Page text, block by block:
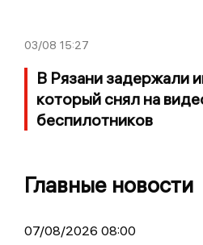
03/08 15:27
В Рязани задержали
который снял на
беспилотников
Главные новости
07/08/2026 08:00